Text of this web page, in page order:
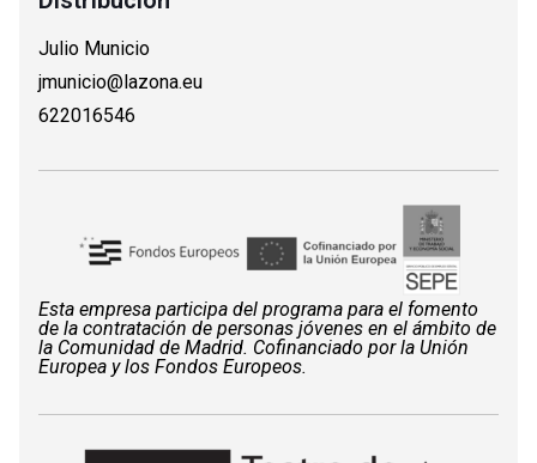
Julio Municio
jmunicio@lazona.eu
622016546
Esta empresa participa del programa para el fomento
de la contratación de personas jóvenes en el ámbito de
la Comunidad de Madrid. Cofinanciado por la Unión
Europea y los Fondos Europeos.